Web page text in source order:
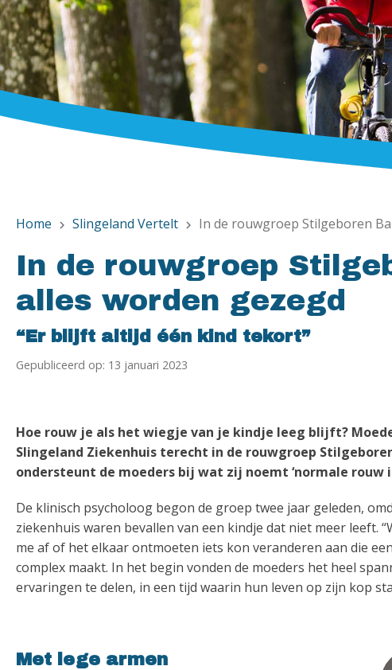
Home chevron_right Slingeland Vertelt chevron_right In de rouwgroep Stilgeboren
In de rouwgroep
alles worden gezegd
“Er blijft altijd één kind tekort”
Gepubliceerd op: 13 januari 2023
Hoe rouw je als het wiegje van je kindje leeg blijft?
Slingeland Ziekenhuis terecht in de rouwgroep
ondersteunt de moeders bij wat zij noemt ‘normale rouw
De klinisch psycholoog begon de groep twee jaar geleden,
ziekenhuis waren bevallen van een kindje dat niet meer leeft.
me af of het elkaar ontmoeten iets kon veranderen aan die
complex maakt. In het begin vonden de moeders het heel
ervaringen te delen, in een tijd waarin hun leven op zijn kop
Met lege armen